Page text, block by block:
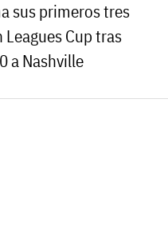
sus primeros tres
Leagues Cup tras
a Nashville